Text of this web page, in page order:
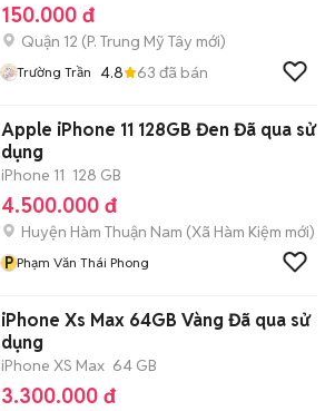
150.000 đ
Quận 12 (P. Trung Mỹ Tây mới)
Trường Trần 4.8 63 đã bán
Apple iPhone 11 128GB Đen Đã qua sử
dụng
iPhone 11 128 GB
4.500.000 đ
Huyện Hàm Thuận Nam (Xã Hàm Kiệm mới)
P Phạm Văn Thái Phong
iPhone Xs Max 64GB Vàng Đã qua sử
dụng
iPhone XS Max 64 GB
3.300.000 đ